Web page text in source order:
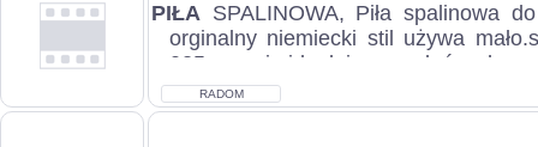
PIŁA SPALINOWA, Piła spalinowa
orginalny niemiecki stil używa
025 pracuje idealnie nowy łańcuch
RADOM